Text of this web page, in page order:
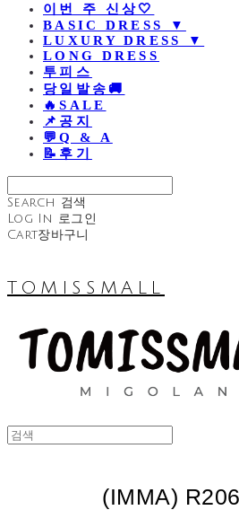
이번 주 신상🤍
BASIC DRESS ▼
LUXURY DRESS ▼
LONG DRESS
투피스
당일발송🚚
🔥SALE
📌공지
💬Q & A
📝후기
Search 검색
Log In
로그인
Cart장바구니
TOMISSMALL
(IMMA)